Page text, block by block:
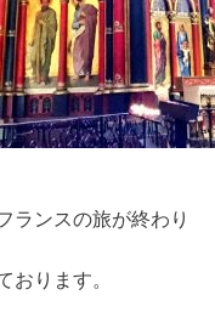
ランスの旅が終わり
おります。